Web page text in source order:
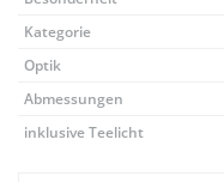
Kategorie
Optik
Abmessungen
inklusive Teelicht